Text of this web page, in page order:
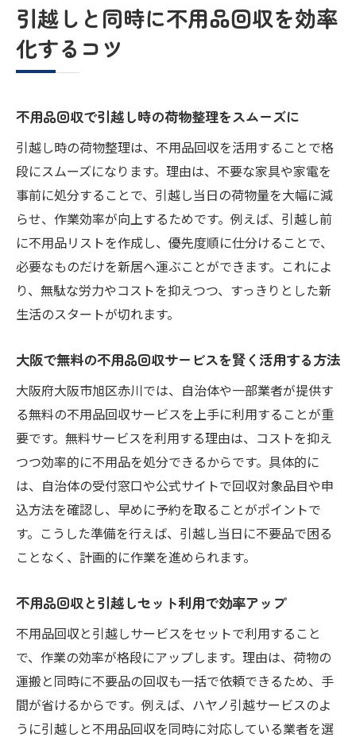
いらない家具も不用品回収でラクに処分す
るコツ
大阪の不用品回収業者ランキングを徹底比
不用品回収で引越しの手間を大幅削減する
コツ
大阪で安心できる不用品回収の選び方
不用品回収業者のおすすめポイントと選定
基準
安心できる不用品回収サービスの見極め方
大阪で人気の不用品回収業者の特徴とは
不用品回収の口コミやランキングを活用す
不用品回収業者選びでトラブルを未然に防
無料見積もりで安心な不用品回収業者を探
す方法
まとめて片付ける引越しと不用品処分の新常識
不用品回収と引越しを同時に行うメリット
大阪の不用品回収セットプラン活用術
引越し前に不用品回収で快適な新生活を準
備
家具や家電も不用品回収で手間なく整理
時間短縮できる不用品回収の新しい活用法
危険な不用品回収業者を見抜くためのポイント
危険な不用品回収業者の特徴と対策を解説
不用品回収で注意すべき業者の見分け方
引越しと同時に不用品回収を効率
化するコツ
不用品回収で引越し時の荷物整理をスムーズに
引越し時の荷物整理は、不用品回収を活用することで格
段にスムーズになります。理由は、不要な家具や家電を
事前に処分することで、引越し当日の荷物量を大幅に減
らせ、作業効率が向上するためです。例えば、引越し前
に不用品リストを作成し、優先度順に仕分けることで、
必要なものだけを新居へ運ぶことができます。これによ
り、無駄な労力やコストを抑えつつ、すっきりとした新
生活のスタートが切れます。
大阪で無料の不用品回収サービスを賢く活用する方法
大阪府大阪市旭区赤川では、自治体や一部業者が提供す
る無料の不用品回収サービスを上手に利用することが重
要です。無料サービスを利用する理由は、コストを抑え
つつ効率的に不用品を処分できるからです。具体的に
は、自治体の受付窓口や公式サイトで回収対象品目や申
込方法を確認し、早めに予約を取ることがポイントで
す。こうした準備を行えば、引越し当日に不要品で困る
ことなく、計画的に作業を進められます。
不用品回収と引越しセット利用で効率アップ
不用品回収と引越しサービスをセットで利用すること
で、作業の効率が格段にアップします。理由は、荷物の
運搬と同時に不要品の回収も一括で依頼できるため、手
間が省けるからです。例えば、ハヤノ引越サービスのよ
うに引越しと不用品回収を同時に対応している業者を選